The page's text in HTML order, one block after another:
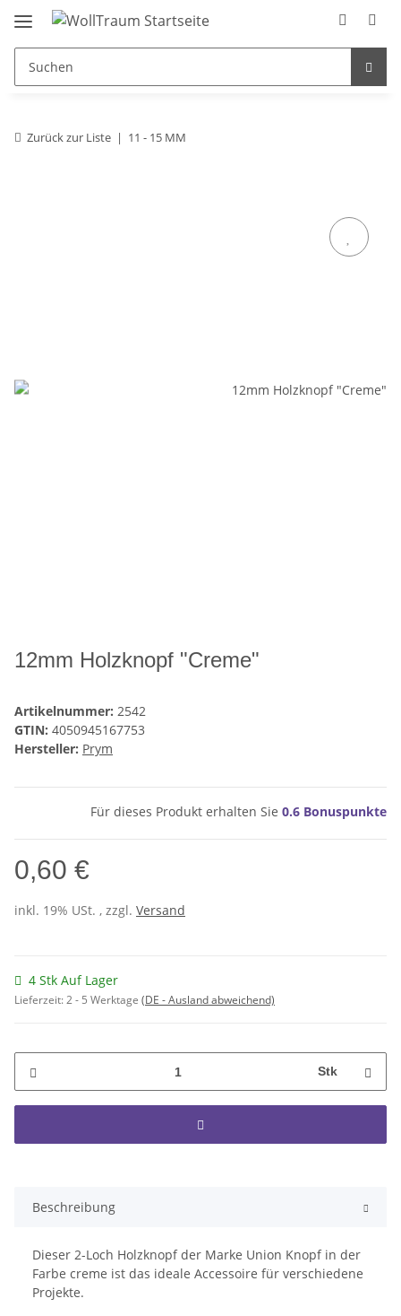
Zurück zur Liste 11 - 15 MM
12mm Holzknopf "Creme"
Artikelnummer: 2542
GTIN: 4050945167753
Hersteller: Prym
Für dieses Produkt erhalten Sie 0.6 Bonuspunkte
0,60 €
inkl. 19% USt. , zzgl. Versand
4 Stk Auf Lager
Lieferzeit:2 - 5 Werktage (DE - Ausland abweichend)
Stk
Beschreibung
Dieser 2-Loch Holzknopf der Marke Union Knopf in der
Farbe creme ist das ideale Accessoire für verschiedene
Projekte.